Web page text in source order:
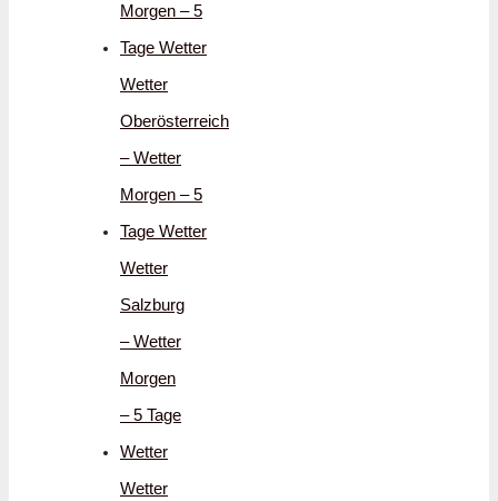
Morgen – 5
Tage Wetter
Wetter
Oberösterreich
– Wetter
Morgen – 5
Tage Wetter
Wetter
Salzburg
– Wetter
Morgen
– 5 Tage
Wetter
Wetter